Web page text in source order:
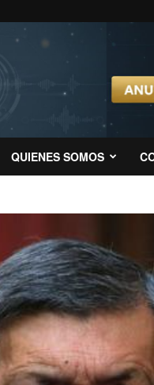
QUIENES SOMOS